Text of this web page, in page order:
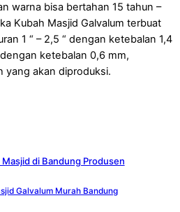
warna bisa bertahan 15 tahun –
Kubah Masjid Galvalum terbuat
1 “ – 2,5 “ dengan ketebalan 1,4
ketebalan 0,6 mm,
yang akan diproduksi.
di Bandung Produsen
Galvalum Murah Bandung